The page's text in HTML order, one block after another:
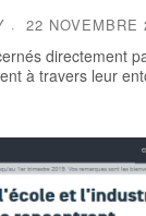
22 NOVEMBRE
directement
à travers leur